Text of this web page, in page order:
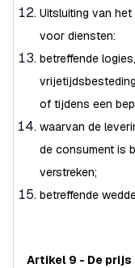
Uitsluiting van
voor diensten:
betreffende
of tijdens een
waarvan de
de consument is
verstreken;
betreffende
Artikel 9 - De prijs